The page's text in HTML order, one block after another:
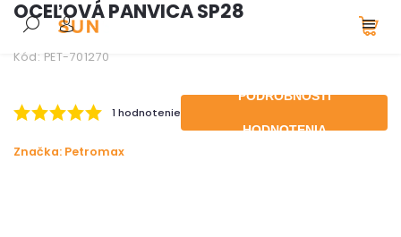
OCEĽOVÁ PANVICA SP28
Kód: PET-701270
1 hodnotenie
PODROBNOSTI
HODNOTENIA
Značka: Petromax